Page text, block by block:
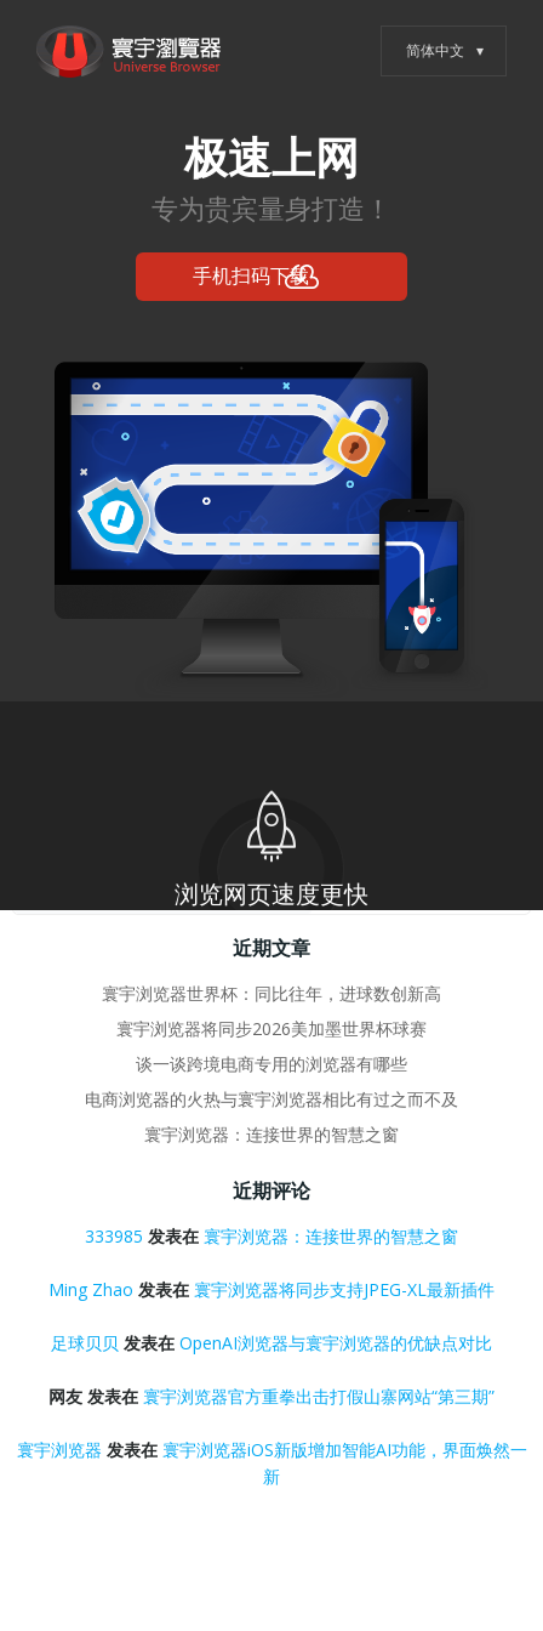
寰宇浏览器 - 全网权威安全认
证，值得信赖的浏览器
Posts in 2024年4
月19日
byadminhy
浏览器安全问题，隐私的缺陷，只有我们填
近期文章
寰宇浏览器世界杯：同比往年，进球数创新高
寰宇浏览器将同步2026美加墨世界杯球赛
谈一谈跨境电商专用的浏览器有哪些
电商浏览器的火热与寰宇浏览器相比有过之而不及
寰宇浏览器：连接世界的智慧之窗
近期评论
333985 发表在 寰宇浏览器：连接世界的智慧之窗
Ming Zhao 发表在 寰宇浏览器将同步支持JPEG-XL最新插件
足球贝贝 发表在 OpenAI浏览器与寰宇浏览器的优缺点对比
网友 发表在 寰宇浏览器官方重拳出击打假山寨网站“第三期”
寰宇浏览器 发表在 寰宇浏览器iOS新版增加智能AI功能，界面焕然一
新